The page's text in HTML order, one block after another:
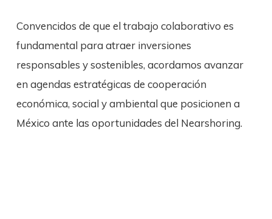
Convencidos de que el trabajo colaborativo es
fundamental para atraer inversiones
responsables y sostenibles, acordamos avanzar
en agendas estratégicas de cooperación
económica, social y ambiental que posicionen a
México ante las oportunidades del Nearshoring.